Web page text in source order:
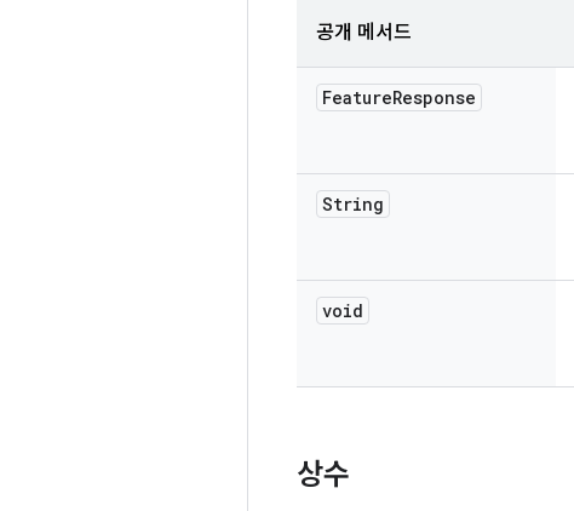
공개 메서드
FeatureResponse
String
void
상수